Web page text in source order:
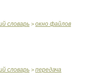
словарь > окно файлов
словарь > передача